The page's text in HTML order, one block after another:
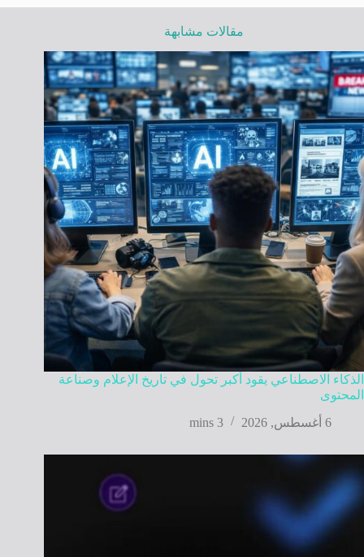
مقالات مشابهة
الذكاء الاصطناعي يقود أكبر تحول في تاريخ الإعلام وصناعة
المحتوى
6 أغسطس, 2026
3 mins